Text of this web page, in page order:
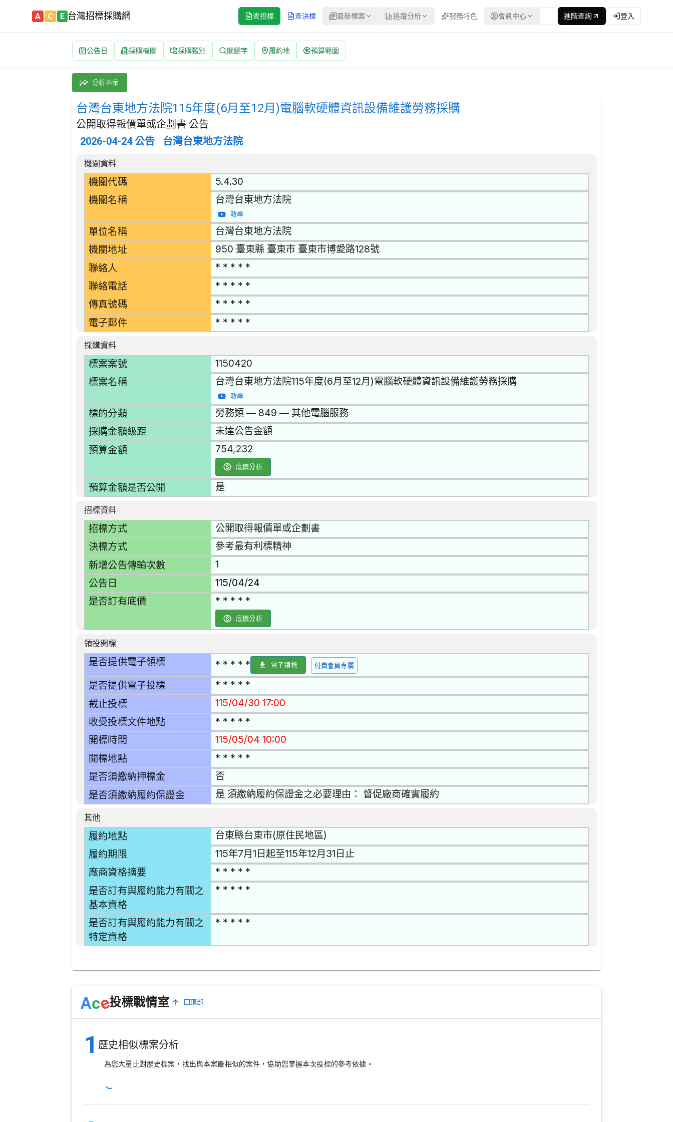
A C E 台灣招標採購網 查招標 查決標 最新標案 追蹤分析 服務特色 會員中心 進階查詢 登入
公告日 採購機關 採購類別 關鍵字 履約地 預算範圍
台灣台東地方法院115年度(6月至12月)電腦軟硬體資訊設備維護勞務採購 招標公告 | 案號：1150420 | 公開取得報價單或企劃書 公告
採購類別：勞務類 其他電腦服務 | 招標方式：公開取得報價單或企劃書 | 決標方式：參考最有利標精神 | 資料來源：台灣政府電子採購網（公共工程委員會） | 更新時
分析本案
台灣台東地方法院115年度(6月至12月)電腦軟硬體資訊設備維護勞務採購
公開取得報價單或企劃書 公告
2026-04-24 公告 台灣台東地方法院
招標公告詳細內容
機關資料
機關代碼 5.4.30
機關名稱 台灣台東地方法院
教學
單位名稱 台灣台東地方法院
機關地址 950 臺東縣 臺東市 臺東市博愛路128號
聯絡人 * * * * *
聯絡電話 * * * * *
傳真號碼 * * * * *
電子郵件 * * * * *
採購資料
標案案號 1150420
標案名稱 台灣台東地方法院115年度(6月至12月)電腦軟硬體資訊設備維護勞務採購
教學
標的分類 勞務類 — 849 — 其他電腦服務
採購金額級距 未達公告金額
預算金額 754,232
底價分析
預算金額是否公開 是
招標資料
招標方式 公開取得報價單或企劃書
決標方式 參考最有利標精神
新增公告傳輸次數 1
公告日 115/04/24
是否訂有底價 * * * * *
底價分析
領投開標
是否提供電子領標 * * * * * 電子領標 付費會員專屬
是否提供電子投標 * * * * *
截止投標 115/04/30 17:00
收受投標文件地點 * * * * *
開標時間 115/05/04 10:00
開標地點 * * * * *
是否須繳納押標金 否
是否須繳納履約保證金 是 須繳納履約保證金之必要理由： 督促廠商確實履約
其他
履約地點 台東縣台東市(原住民地區)
履約期限 115年7月1日起至115年12月31日止
廠商資格摘要 * * * * *
是否訂有與履約能力有關之
基本資格
* * * * *
是否訂有與履約能力有關之
特定資格
* * * * *
Ace投標戰情室 回頂部
1 歷史相似標案分析
為您大量比對歷史標案，找出與本案最相似的案件，協助您掌握本次投標的參考依據。